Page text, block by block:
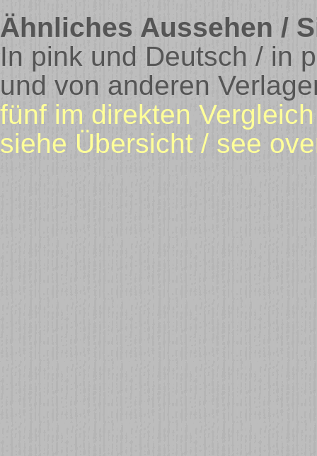
Ähnliches Aussehen /
In pink und Deutsch / in
und von anderen
fünf im direkten
siehe Übersicht / see